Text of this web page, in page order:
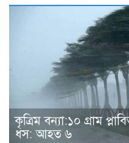
কৃত্রিম বন্যা:১০ গ্রাম
ধস: আহত ৬